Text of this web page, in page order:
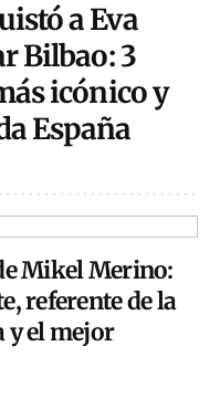
a Eva
Bilbao: 3
icónico y
España
Mikel Merino:
referente de la
y el mejor